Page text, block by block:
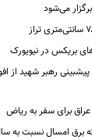
می‌شود
بریکس در نیویورک
رهبر شهید از
برای سفر به ریاض
برق امسال نسبت به